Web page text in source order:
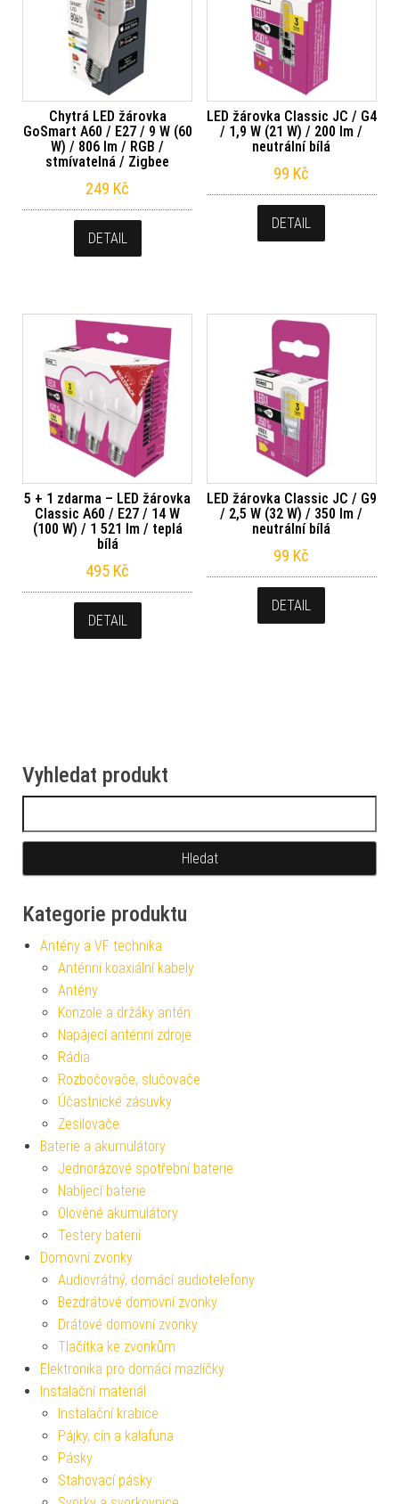
Chytrá LED žárovka
GoSmart A60 / E27 / 9 W (60
W) / 806 lm / RGB /
stmívatelná / Zigbee
249 Kč
DETAIL
LED žárovka Classic JC / G4
/ 1,9 W (21 W) / 200 lm /
neutrální bílá
99 Kč
DETAIL
5 + 1 zdarma – LED žárovka
Classic A60 / E27 / 14 W
(100 W) / 1 521 lm / teplá
bílá
495 Kč
DETAIL
LED žárovka Classic JC / G9
/ 2,5 W (32 W) / 350 lm /
neutrální bílá
99 Kč
DETAIL
Vyhledat produkt
Kategorie produktu
Antény a VF technika
Anténní koaxiální kabely
Antény
Konzole a držáky antén
Napájecí anténní zdroje
Rádia
Rozbočovače, slučovače
Účastnické zásuvky
Zesilovače
Baterie a akumulátory
Jednorázové spotřební baterie
Nabíjecí baterie
Olověné akumulátory
Testery baterií
Domovní zvonky
Audiovrátný, domácí audiotelefony
Bezdrátové domovní zvonky
Drátové domovní zvonky
Tlačítka ke zvonkům
Elektronika pro domácí mazlíčky
Instalační materiál
Instalační krabice
Pájky, cín a kalafuna
Pásky
Stahovací pásky